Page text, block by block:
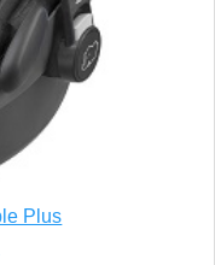
Plus